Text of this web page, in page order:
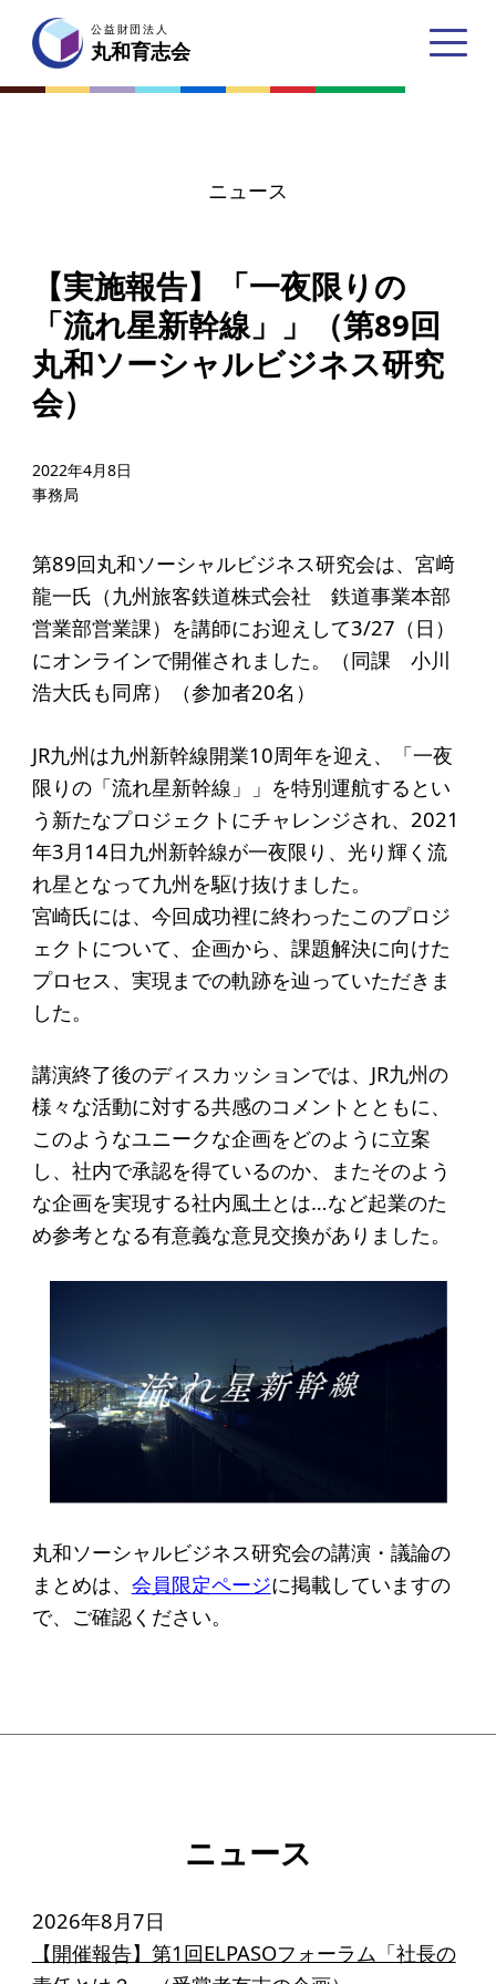
公益財団法人
丸和育志会
丸和育志会とは
理事長あいさつ
丸和育志会の目指す未来
学生のみなさんへ
起業家のみなさんへ
起業を考えている
応援したいみなさんへ
財団概要
理念
沿革
組織
事業内容
年間スケジュール
定款
個人情報保護方針
アクセス
給付型奨学金
事業方針
募集要項
給付型奨学金とは
ソーシャルビジネス支援
募集要項
ソーシャルビジネスとは
ソーシャルビジネス
受賞者一覧
ソーシャルビジネス研究会
会員限定ページ
公益財団法人
丸和育志会
ニュース
【実施報告】「一夜限りの
「流れ星新幹線」」（第89回
丸和ソーシャルビジネス研究
会）
2022年4月8日
事務局
第89回丸和ソーシャルビジネス研究会は、宮﨑
龍一氏（九州旅客鉄道株式会社 鉄道事業本部
営業部営業課）を講師にお迎えして3/27（日）
にオンラインで開催されました。（同課 小川
浩大氏も同席）（参加者20名）
JR九州は九州新幹線開業10周年を迎え、「一夜
限りの「流れ星新幹線」」を特別運航するとい
う新たなプロジェクトにチャレンジされ、2021
年3月14日九州新幹線が一夜限り、光り輝く流
れ星となって九州を駆け抜けました。
宮崎氏には、今回成功裡に終わったこのプロジ
ェクトについて、企画から、課題解決に向けた
プロセス、実現までの軌跡を辿っていただきま
した。
講演終了後のディスカッションでは、JR九州の
様々な活動に対する共感のコメントとともに、
このようなユニークな企画をどのように立案
し、社内で承認を得ているのか、またそのよう
な企画を実現する社内風土とは…など起業のた
め参考となる有意義な意見交換がありました。
丸和ソーシャルビジネス研究会の講演・議論の
まとめは、 会員限定ページに掲載していますの
で、ご確認ください。
ニュース
2026年8月7日
【開催報告】第1回ELPASOフォーラム「社長の